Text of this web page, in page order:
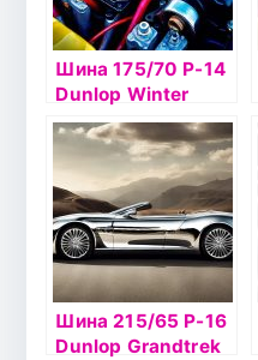
Шина 175/70 Р-14
Dunlop Winter
Ice02 84Tб/к шип
Шина 215/65 Р-16
Dunlop Grandtrek